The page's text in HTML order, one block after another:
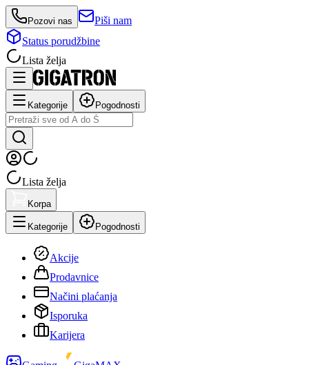
Pozovi nas
Piši nam
Status porudžbine
Lista želja
Kategorije Pogodnosti
Lista želja
Korpa
Kategorije Pogodnosti
Akcije
Prodavnice
Načini plaćanja
Isporuka
Karijera